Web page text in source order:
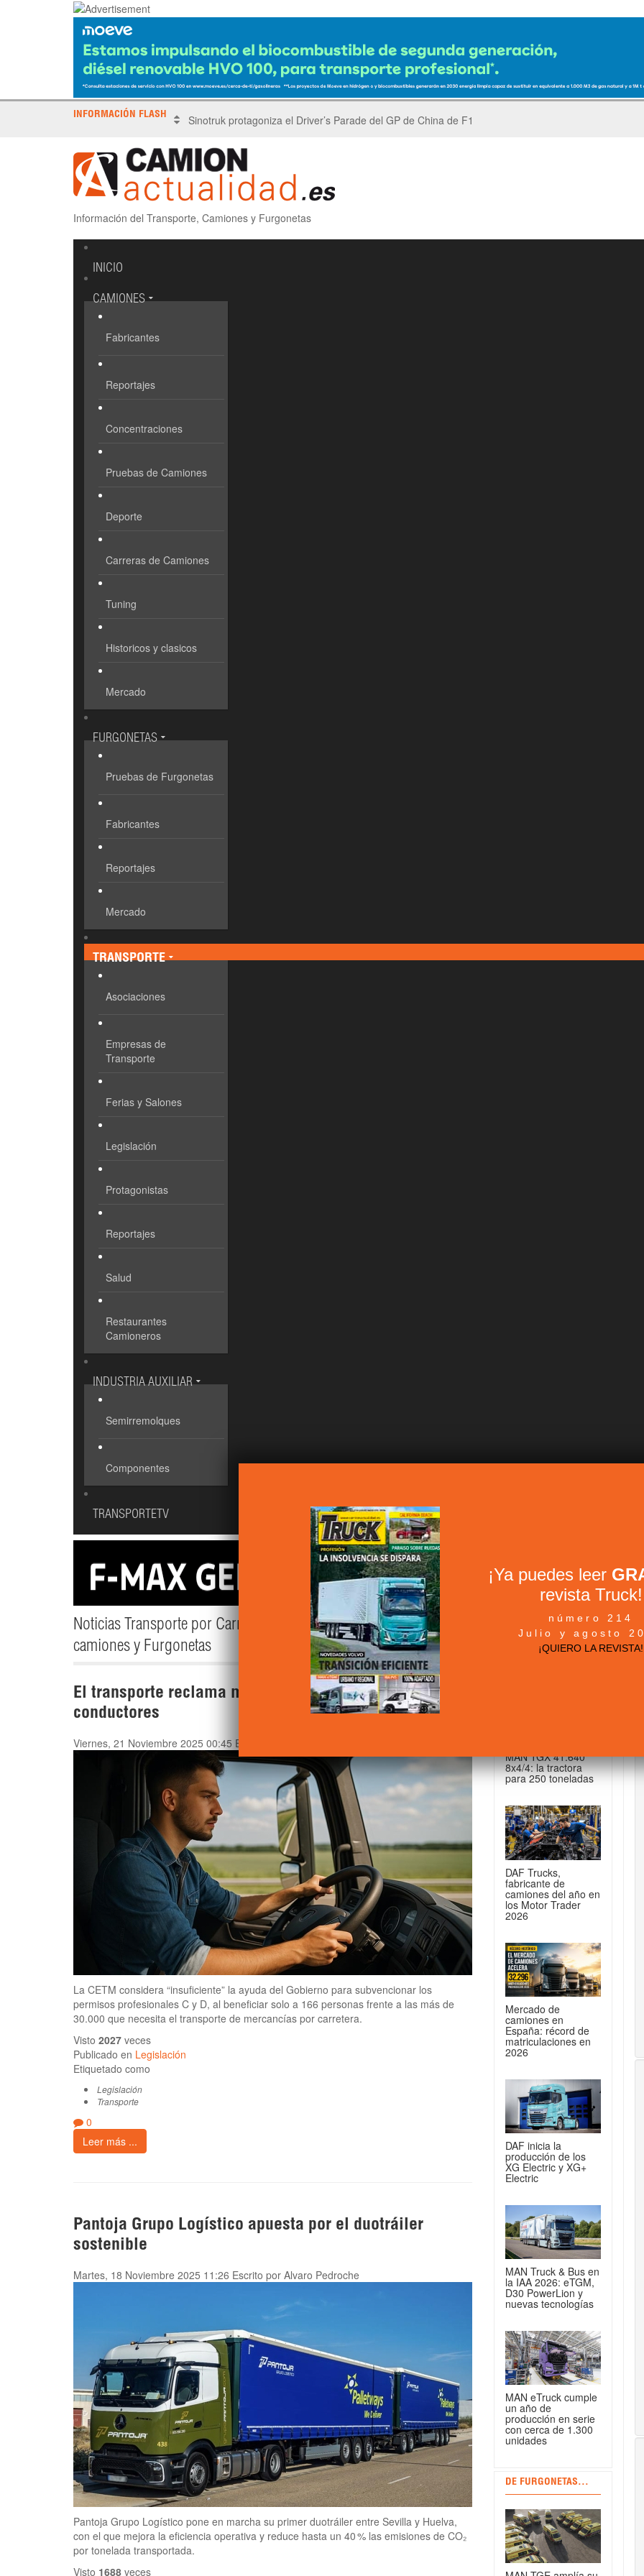
INFORMACIÓN FLASH Sinotruk protagoniza el Driver’s Parade del GP de China de F1
Información del Transporte, Camiones y Furgonetas
INICIO
CAMIONES
Fabricantes
Reportajes
Concentraciones
Pruebas de Camiones
Deporte
Carreras de Camiones
Tuning
Historicos y clasicos
Mercado
FURGONETAS
Pruebas de Furgonetas
Fabricantes
Reportajes
Mercado
TRANSPORTE
Asociaciones
Empresas de
Transporte
Ferias y Salones
Legislación
Protagonistas
Reportajes
Salud
Restaurantes
Camioneros
INDUSTRIA AUXILIAR
Semirremolques
Componentes
TRANSPORTETV
Noticias Transporte por Carretera - Camión Actualidad-Noticias de
camiones y Furgonetas
El transporte reclama más apoyo para formar a nuevos
conductores
Viernes, 21 Noviembre 2025 00:45 Escrito por
La CETM considera “insuficiente” la ayuda del Gobierno para subvencionar los
permisos profesionales C y D, al beneficiar solo a 166 personas frente a las más de
30.000 que necesita el transporte de mercancías por carretera.
Visto 2027 veces
Publicado en Legislación
Etiquetado como
Legislación
Transporte
0
Leer más ...
Pantoja Grupo Logístico apuesta por el duotráiler
sostenible
Martes, 18 Noviembre 2025 11:26 Escrito por Alvaro Pedroche
Pantoja Grupo Logístico pone en marcha su primer duotráiler entre Sevilla y Huelva,
con el que mejora la eficiencia operativa y reduce hasta un 40 % las emisiones de CO₂
por tonelada transportada.
Visto 1688 veces
+ NOTICIAS...
MAN TGX 41.640
8x4/4: la tractora
para 250 toneladas
DAF Trucks,
fabricante de
camiones del año en
los Motor Trader
2026
Mercado de
camiones en
España: récord de
matriculaciones en
2026
DAF inicia la
producción de los
XG Electric y XG+
Electric
MAN Truck & Bus en
la IAA 2026: eTGM,
D30 PowerLion y
nuevas tecnologías
MAN eTruck cumple
un año de
producción en serie
con cerca de 1.300
unidades
DE FURGONETAS...
¡Ya puedes leer
revista Truck!
número 214
Julio y agosto
¡QUIERO LA REVISTA!